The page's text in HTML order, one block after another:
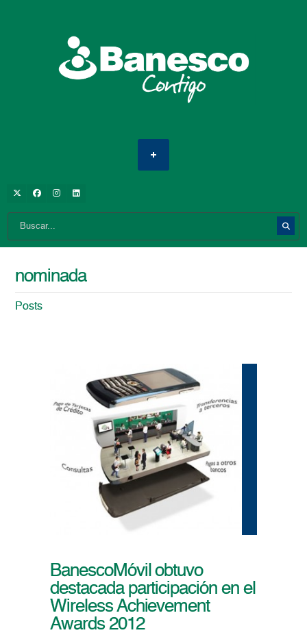
nominada
Posts
BanescoMóvil obtuvo
destacada participación en el
Wireless Achievement
Awards 2012